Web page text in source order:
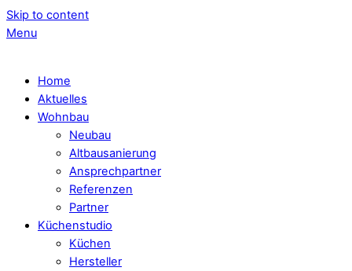
Skip to content
Menu
Home
Aktuelles
Wohnbau
Neubau
Altbausanierung
Ansprechpartner
Referenzen
Partner
Küchenstudio
Küchen
Hersteller